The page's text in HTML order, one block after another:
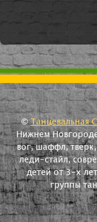
©Танцевальная
Нижнем
вог, шаффл,
леди-стайл,
детей от 3-х
группы